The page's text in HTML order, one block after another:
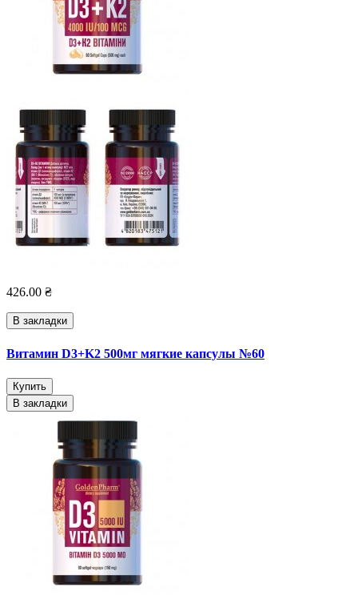
426.00 ₴
В закладки
Витамин D3+K2 500мг мягкие капсулы №60
Купить
В закладки